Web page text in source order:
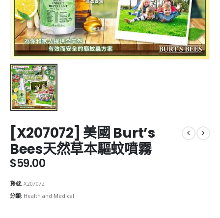
[X207072] 美國 Burt’s
Bees天然草本驅蚊噴霧
$59.00
貨號: X207072
分類: Health and Medical